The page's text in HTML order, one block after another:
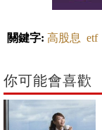
關鍵字: 高股息 etf
你可能會喜歡